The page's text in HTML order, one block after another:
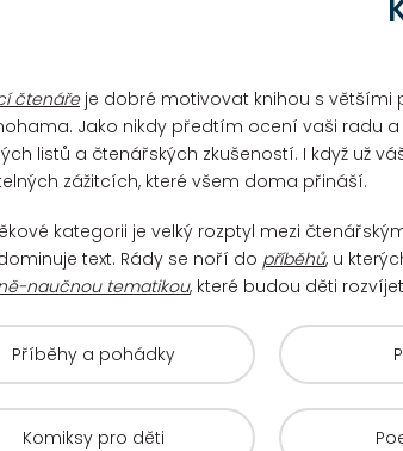
čtenářeje dobré motivovat knihou s většími
Jako nikdy předtím ocení vaši radu
listů a čtenářských zkušeností. I když už
zážitcích, které všem doma přináší.
kategorii je velký rozptyl mezi
text. Rády se noří do příběhů, u
naučnou tematikou, které budou děti
Příběhy a pohádky
Komiksy pro děti